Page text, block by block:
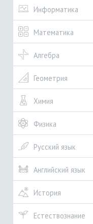
Информатика
Математика
Алгебра
Геометрия
Химия
Физика
Русский язык
Английский язык
История
Естествознание